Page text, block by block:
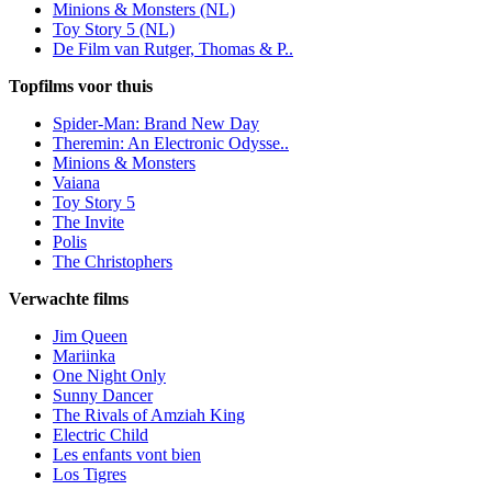
Minions & Monsters (NL)
Toy Story 5 (NL)
De Film van Rutger, Thomas & P..
Topfilms voor thuis
Spider-Man: Brand New Day
Theremin: An Electronic Odysse..
Minions & Monsters
Vaiana
Toy Story 5
The Invite
Polis
The Christophers
Verwachte films
Jim Queen
Mariinka
One Night Only
Sunny Dancer
The Rivals of Amziah King
Electric Child
Les enfants vont bien
Los Tigres